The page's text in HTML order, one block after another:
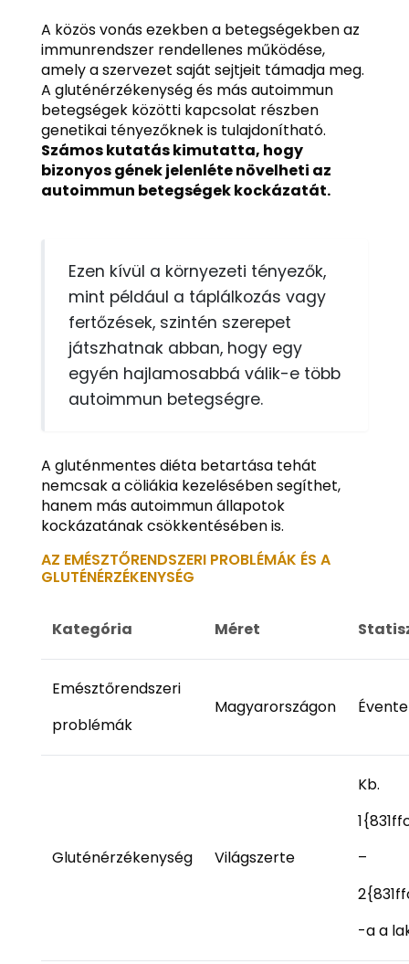
A közös vonás ezekben a betegségekben az
immunrendszer rendellenes működése,
amely a szervezet saját sejtjeit támadja meg.
A gluténérzékenység és más autoimmun
betegségek közötti kapcsolat részben
genetikai tényezőknek is tulajdonítható.
Számos kutatás kimutatta, hogy
bizonyos gének jelenléte növelheti az
autoimmun betegségek kockázatát.
Ezen kívül a környezeti tényezők,
mint például a táplálkozás vagy
fertőzések, szintén szerepet
játszhatnak abban, hogy egy
egyén hajlamosabbá válik-e több
autoimmun betegségre.
A gluténmentes diéta betartása tehát
nemcsak a cöliákia kezelésében segíthet,
hanem más autoimmun állapotok
kockázatának csökkentésében is.
AZ EMÉSZTŐRENDSZERI PROBLÉMÁK ÉS A
GLUTÉNÉRZÉKENYSÉG
Kategória Méret
Emésztőrendszeri
problémák
Magyarországon
Gluténérzékenység Világszerte
Kb.
–
-a a